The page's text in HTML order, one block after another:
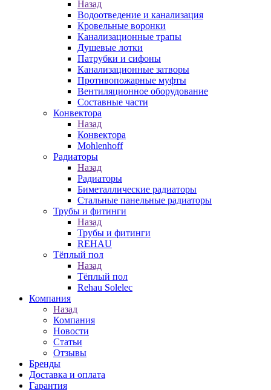
Назад
Водоотведение и канализация
Кровельные воронки
Канализационные трапы
Душевые лотки
Патрубки и сифоны
Канализационные затворы
Противопожарные муфты
Вентиляционное оборудование
Составные части
Конвектора
Назад
Конвектора
Mohlenhoff
Радиаторы
Назад
Радиаторы
Биметаллические радиаторы
Стальные панельные радиаторы
Трубы и фитинги
Назад
Трубы и фитинги
REHAU
Тёплый пол
Назад
Тёплый пол
Rehau Solelec
Компания
Назад
Компания
Новости
Статьи
Отзывы
Бренды
Доставка и оплата
Гарантия